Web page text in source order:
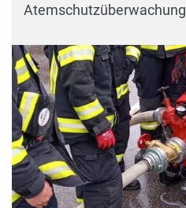
Atemschutzüberwachung